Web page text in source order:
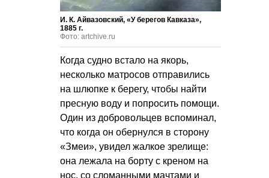
И. К. Айвазовский, «У берегов Кавказа»,
1885 г.
Фото: artchive.ru
Когда судно встало на якорь,
несколько матросов отправились
на шлюпке к берегу, чтобы найти
пресную воду и попросить помощи.
Один из добровольцев вспоминал,
что когда он обернулся в сторону
«Змеи», увидел жалкое зрелище:
она лежала на борту с креном на
нос, со сломанными мачтами и